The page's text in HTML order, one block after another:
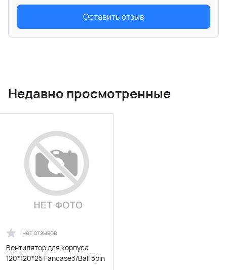
Оставить отзыв
Недавно просмотренные
нет отзывов
Вентилятор для корпуса
120*120*25 Fancase3/Ball 3pin